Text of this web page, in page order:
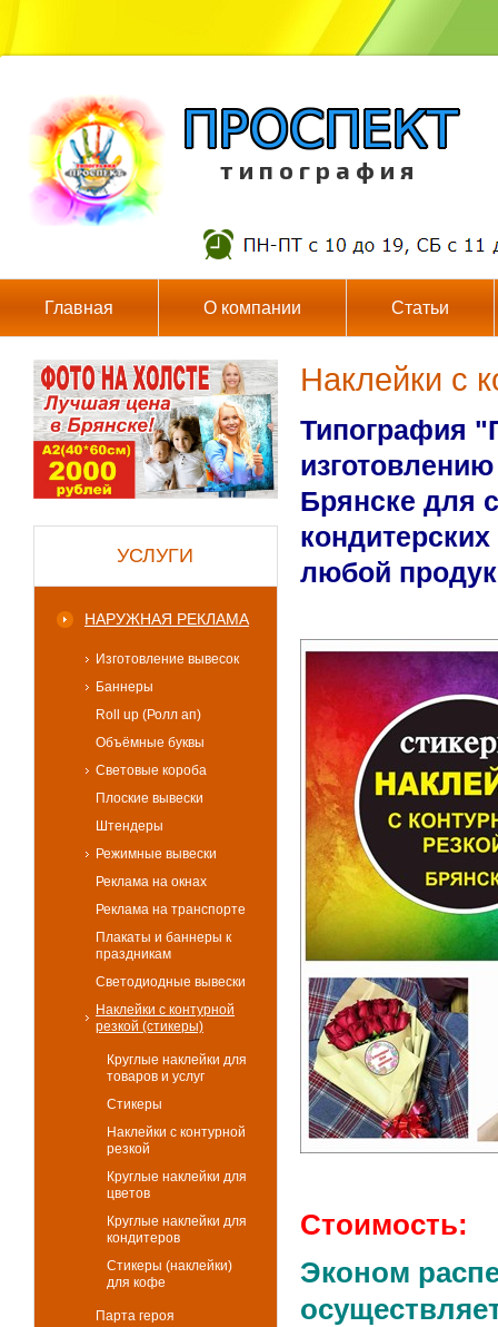
т и п о г р а ф и я
Главная О компании Статьи
УСЛУГИ
НАРУЖНАЯ РЕКЛАМА
Изготовление вывесок
Баннеры
Roll up (Ролл ап)
Объёмные буквы
Световые короба
Плоские вывески
Штендеры
Режимные вывески
Реклама на окнах
Реклама на транспорте
Плакаты и баннеры к
праздникам
Светодиодные вывески
Наклейки с контурной
резкой (стикеры)
Круглые наклейки для
товаров и услуг
Стикеры
Наклейки с контурной
резкой
Круглые наклейки для
цветов
Круглые наклейки для
кондитеров
Стикеры (наклейки)
для кофе
Парта героя
Наклейки с
Типография
Брянске для
любой
Стоимость:
Эконом